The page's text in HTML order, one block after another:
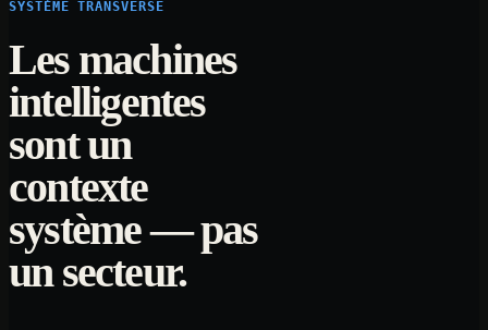
SYSTÈME TRANSVERSE
Les machines
intelligentes
sont un
contexte
système — pas
un secteur.